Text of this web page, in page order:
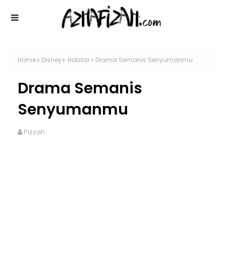
Home Disney+ Hotstar Drama Semanis Senyumanmu
Drama Semanis
Senyumanmu
Pizzah